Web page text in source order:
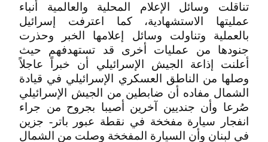
تناقلت وسائل الإعلام المحلية والعالمية أنباء
عمليتها الاستشهادية، كما اعترفت إسرائيل
بالعملية وتناولت وسائل إعلامها الخبر وحذرت
جنودها من عمليات أخرى قد تستهدفهم حيث
أعلنت إذاعة الجيش الإسرائيلي أن خبراً عاجلاً
وصلها من الناطق العسكري الإسرائيلي في قيادة
الشمال مفاده أن ضابطين من الجيش الإسرائيلي
صُرعا وأن جنديين آخرين أصيبا بجروح من جراء
انفجار سيارة مفخخة في نقطة عبور باتر- جزين
في لبنان وأن السيارة المفخخة وصلت من الشمال